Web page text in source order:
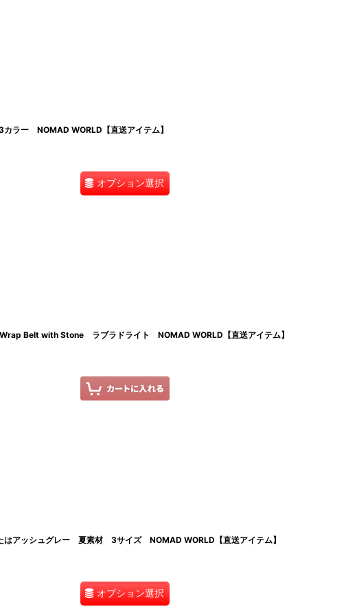
ラー NOMAD WORLD【直送アイテム】
オプション選択
Belt with Stone ラブラドライト NOMAD WORLD【直送アイテム】
はアッシュグレー 夏素材 3サイズ NOMAD WORLD【直送アイテム】
オプション選択